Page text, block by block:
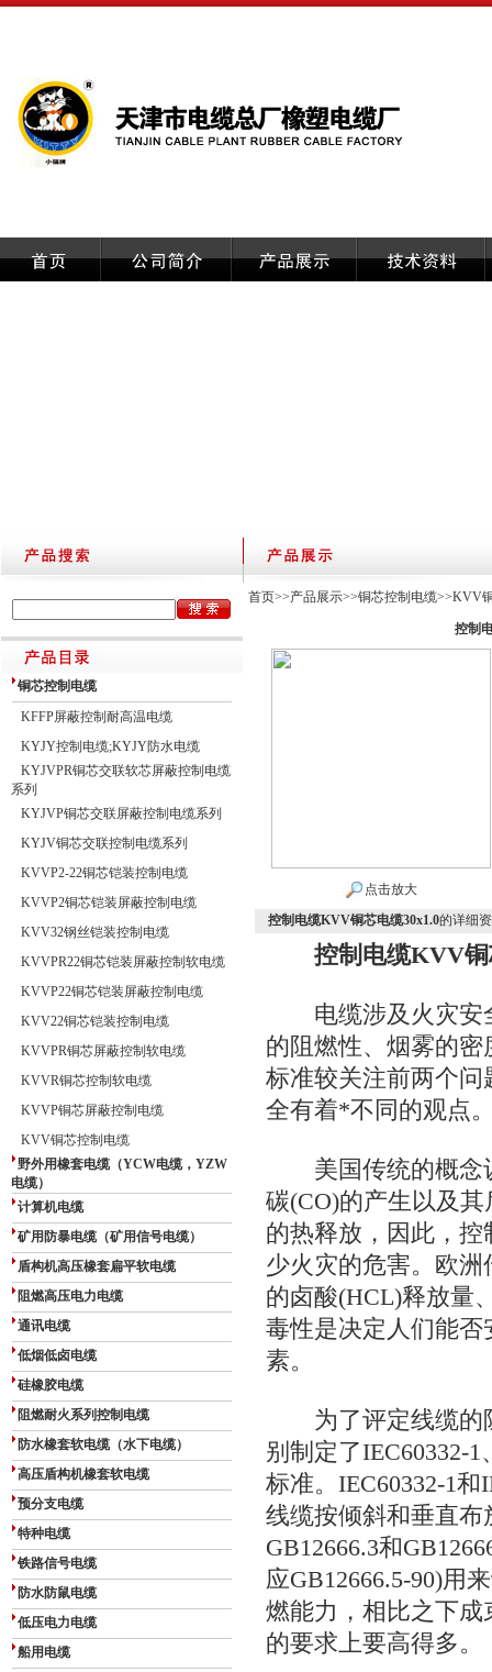
铜芯控制电缆
KFFP屏蔽控制耐高温电缆
KYJY控制电缆;KYJY防水电缆
KYJVPR铜芯交联软芯屏蔽控制电缆
系列
KYJVP铜芯交联屏蔽控制电缆系列
KYJV铜芯交联控制电缆系列
KVVP2-22铜芯铠装控制电缆
KVVP2铜芯铠装屏蔽控制电缆
KVV32钢丝铠装控制电缆
KVVPR22铜芯铠装屏蔽控制软电缆
KVVP22铜芯铠装屏蔽控制电缆
KVV22铜芯铠装控制电缆
KVVPR铜芯屏蔽控制软电缆
KVVR铜芯控制软电缆
KVVP铜芯屏蔽控制电缆
KVV铜芯控制电缆
野外用橡套电缆（YCW电缆，YZW
电缆）
计算机电缆
矿用防暴电缆（矿用信号电缆）
盾构机高压橡套扁平软电缆
阻燃高压电力电缆
通讯电缆
低烟低卤电缆
硅橡胶电缆
阻燃耐火系列控制电缆
防水橡套软电缆（水下电缆）
高压盾构机橡套软电缆
预分支电缆
特种电缆
铁路信号电缆
防水防鼠电缆
低压电力电缆
船用电缆
首页>>产品展示>>铜芯控制电缆>>KVV
控制
点击放大
控制电缆KVV铜芯电缆30x1.0的详细
控制电缆KVV铜
电缆涉及火灾安
的阻燃性、烟雾的
标准较关注前两个
全有着*不同的观点
美国传统的概念
碳(CO)的产生以及
的热释放，因此，
少火灾的危害。欧
的卤酸(HCL)释放量
毒性是决定人们能
素。
为了评定线缆的
别制定了IEC60332-1
标准。IEC60332-1
线缆按倾斜和垂直
GB12666.3和
应GB12666.5-90)用
燃能力，相比之下
的要求上要高得多。